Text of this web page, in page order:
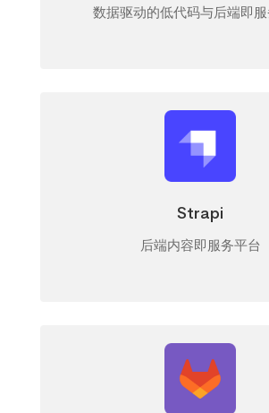
数据驱动的低代码与后端即
Strapi
后端内容即服务平台